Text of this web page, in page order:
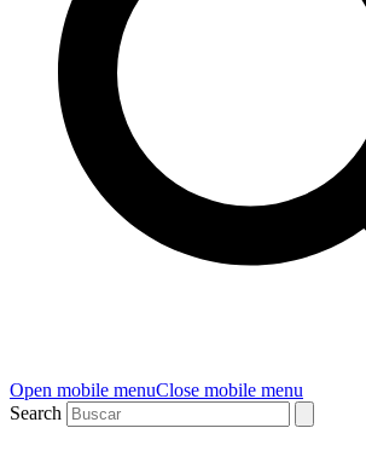
Open mobile menuClose mobile menu
Search